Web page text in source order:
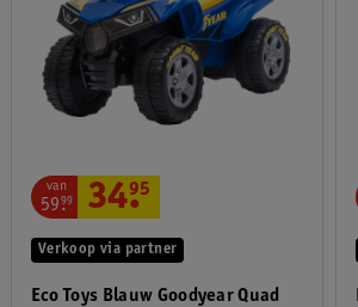
Eco Toys Blauw Goodyear Quad
Verkoop via partner
van
59.
99 34.
95